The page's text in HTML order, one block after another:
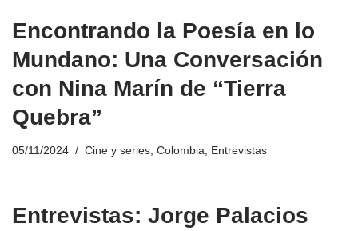
Encontrando la Poesía en lo
Mundano: Una Conversación
con Nina Marín de “Tierra
Quebra”
05/11/2024 Cine y series Colombia Entrevistas
Entrevistas: Jorge Palacios